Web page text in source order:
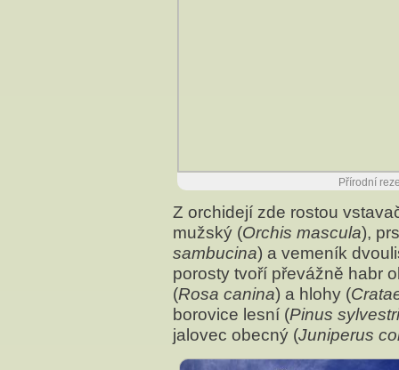
Přírodní
Z orchidejí zde rostou
mužský (Orchis mascula),
sambucina) a vemeník
porosty tvoří převážně habr
(Rosa canina) a hlohy (
borovice lesní (Pinus
jalovec obecný (Juniperus